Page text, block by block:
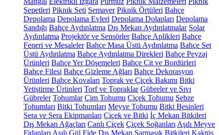
Sepetleri Piknik Seti Semaver Piknik Örtüleri Bahçe
Depolama Depolama Evleri Depolama Dolapları Depolama
Sandığı Bahçe Aydınlatma Dış Mekan Aydınlatmalar Solar
Aydınlatma Projektör ve Sensörler Bahçe Aplikleri Bahçe
Feneri ve Meşaleler Bahçe Masa Üstü Aydınlatma Bahçe Set
Üstü Aydınlatma Bahçe Aydınlatma Direkleri Bahçe Peyzaj
Ürünleri Bahçe Yer Döşemeleri Bahçe Çit ve Bordürleri
Bahçe Filesi Bahçe Gizleme Ağları Bahçe Dekorasyon
Ürünleri Bahçe Kovaları Toprak ve Çiçek Bakımı Bitki
Yetiştirme Ürünleri Torf ve Topraklar Gübreler ve Sıvı
Gübreler Tohumlar Çim Tohumu Çiçek Tohumu Sebze
Tohumları Bitki Tohumları Meyve Tohumu Bitki Besinleri
Sera ve Sera Ekipmanları Çiçek ve Bitki İç Mekan Bitkileri
Dış Mekan Ağaçları Canlı Çiçek Çiçek Soğanları Aşılı Meyve
Fidanları Aşılı Gül Fide Dış Mekan Sarmaşık Bitkileri Kaktüs